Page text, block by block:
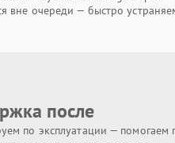
вне очереди — быстро
после
по эксплуатации — помогаем